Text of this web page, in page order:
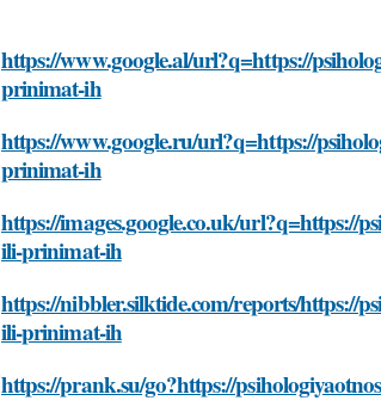
https://www.google.al/url?q=https://
prinimat-ih
https://www.google.ru/url?q=https://
prinimat-ih
https://images.google.co.uk/url?q=https://
ili-prinimat-ih
https://nibbler.silktide.com/reports/https://
ili-prinimat-ih
https://prank.su/go?https://